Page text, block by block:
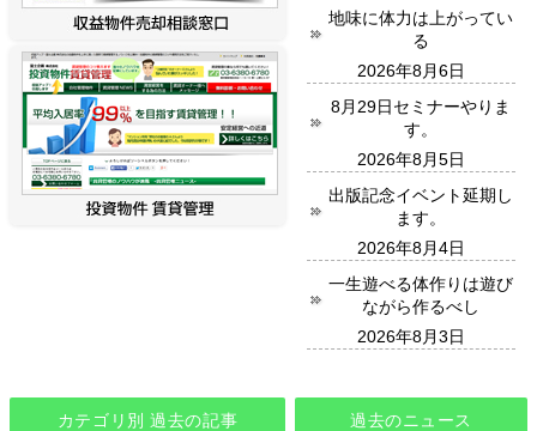
地味に体力は上がってい
る
2026年8月6日
8月29日セミナーやりま
す。
2026年8月5日
出版記念イベント延期し
ます。
2026年8月4日
一生遊べる体作りは遊び
ながら作るべし
2026年8月3日
カテゴリ別 過去の記事
過去のニュース